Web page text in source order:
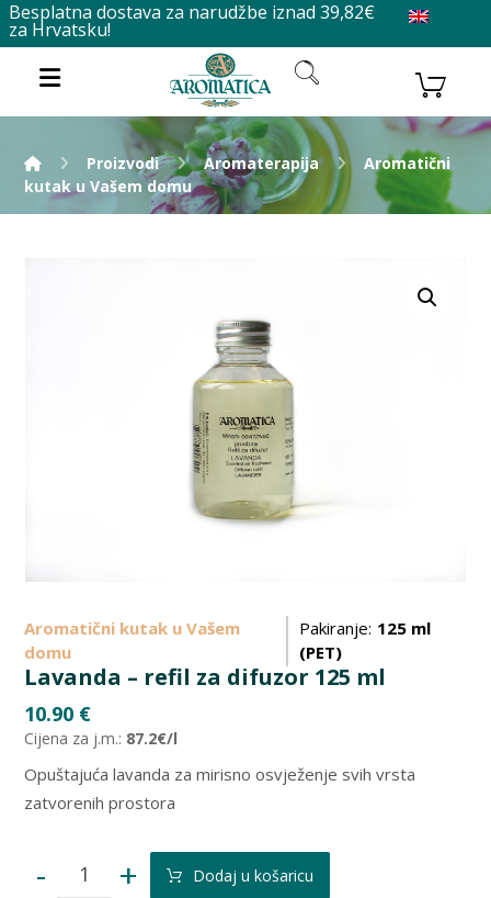
Besplatna dostava za narudžbe iznad 39,82€
za Hrvatsku!
Proizvodi Aromaterapija
Aromatični
kutak u Vašem domu
Aromatični kutak u Vašem
domu
Pakiranje: 125 ml
(PET)
Lavanda – refil za difuzor 125 ml
10.90 €
Cijena za j.m.: 87.2€/l
Opuštajuća lavanda za mirisno osvježenje svih vrsta
zatvorenih prostora
- + Dodaj u košaricu